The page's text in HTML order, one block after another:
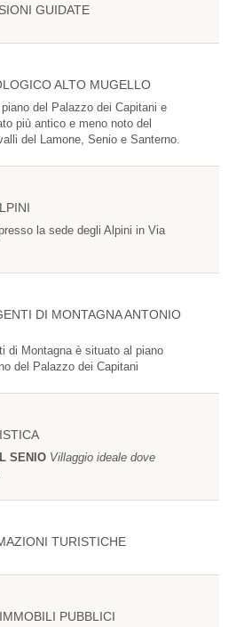
GUIDATE
ALTO MUGELLO
del Palazzo dei Capitani e
più antico e meno noto del
del Lamone, Senio e Santerno.
la sede degli Alpini in Via
DI MONTAGNA ANTONIO
di Montagna è situato al piano
del Palazzo dei Capitani
SENIO Villaggio ideale dove
TURISTICHE
PUBBLICI